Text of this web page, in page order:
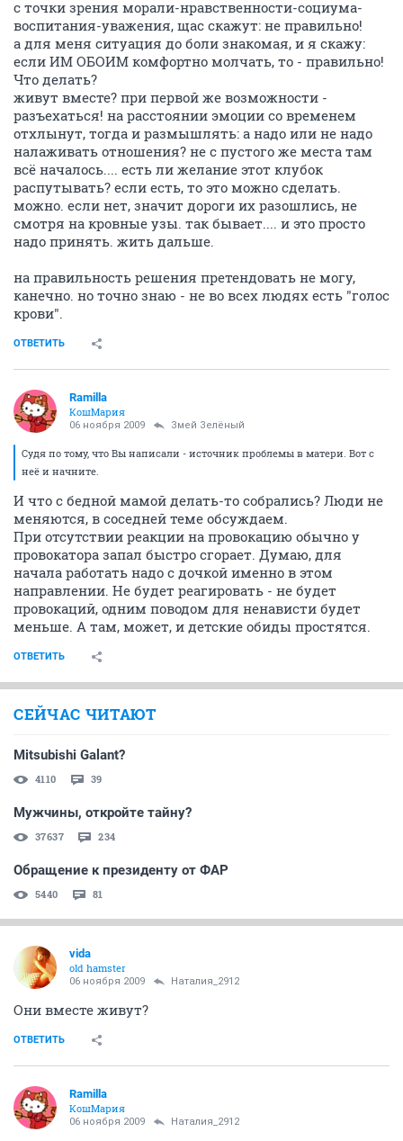
с точки зрения морали-нравственности-социума-
воспитания-уважения, щас скажут: не правильно!
а для меня ситуация до боли знакомая, и я скажу:
если ИМ ОБОИМ комфортно молчать, то - правильно!
Что делать?
живут вместе? при первой же возможности -
разъехаться! на расстоянии эмоции со временем
отхлынут, тогда и размышлять: а надо или не надо
налаживать отношения? не с пустого же места там
всё началось.... есть ли желание этот клубок
распутывать? если есть, то это можно сделать.
можно. если нет, значит дороги их разошлись, не
смотря на кровные узы. так бывает.... и это просто
надо принять. жить дальше.
на правильность решения претендовать не могу,
канечно. но точно знаю - не во всех людях есть "голос
крови".
ОТВЕТИТЬ
Ramilla
КошМария
06 ноября 2009 Змей Зелёный
Судя по тому, что Вы написали - источник проблемы в матери. Вот с
неё и начните.
И что с бедной мамой делать-то собрались? Люди не
меняются, в соседней теме обсуждаем.
При отсутствии реакции на провокацию обычно у
провокатора запал быстро сгорает. Думаю, для
начала работать надо с дочкой именно в этом
направлении. Не будет реагировать - не будет
провокаций, одним поводом для ненависти будет
меньше. А там, может, и детские обиды простятся.
ОТВЕТИТЬ
СЕЙЧАС ЧИТАЮТ
Mitsubishi Galant?
4110 39
Мужчины, откройте тайну?
37637 234
Обращение к президенту от ФАР
5440 81
vida
old hamster
06 ноября 2009 Наталия_2912
Они вместе живут?
ОТВЕТИТЬ
Ramilla
КошМария
06 ноября 2009 Наталия_2912